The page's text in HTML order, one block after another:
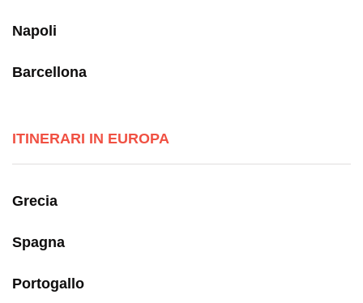
Napoli
Barcellona
ITINERARI IN EUROPA
Grecia
Spagna
Portogallo